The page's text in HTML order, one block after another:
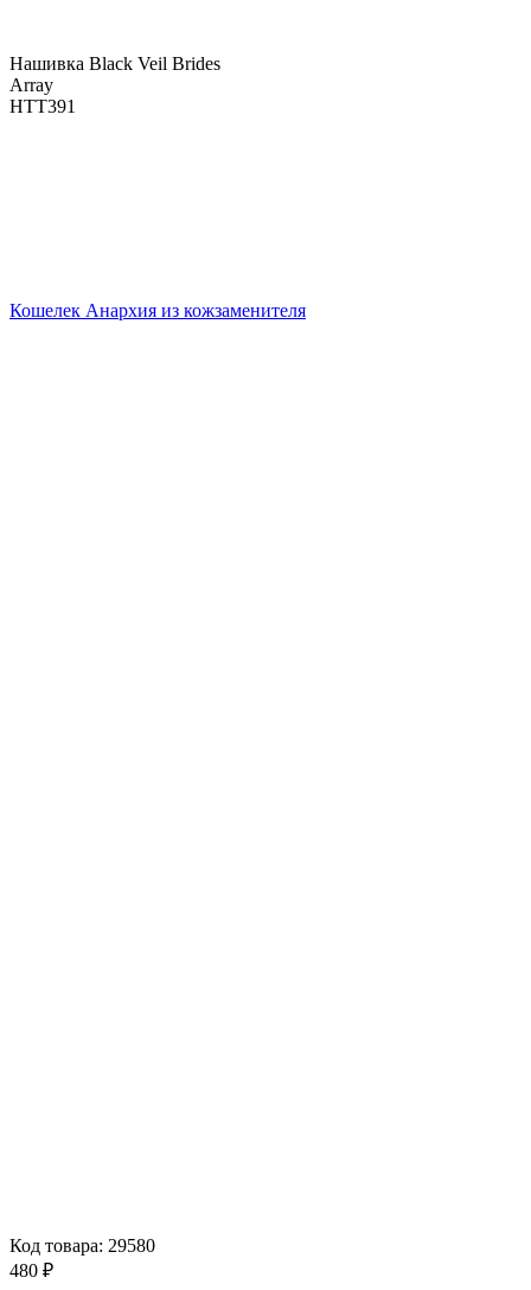
Нашивка Black Veil Brides
Array
НТТ391
Кошелек Анархия из кожзаменителя
Код товара: 29580
480 ₽